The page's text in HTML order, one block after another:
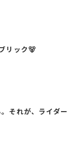
リック🐻
それが、ライダー